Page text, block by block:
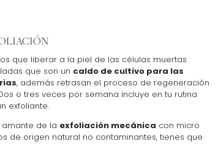
que liberar a la piel de las células muertas
que son un caldo de cultivo para las
, además retrasan el proceso de regeneración
o tres veces por semana incluye en tu rutina
exfoliante.
amante de la exfoliación mecánica con micro
de origen natural no contaminantes, tienes que